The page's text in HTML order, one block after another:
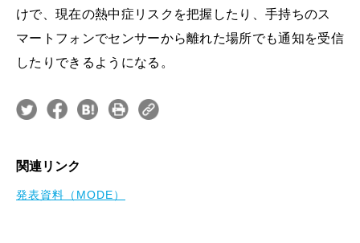
けで、現在の熱中症リスクを把握したり、手持ちのス
マートフォンでセンサーから離れた場所でも通知を受信
したりできるようになる。
関連リンク
発表資料（MODE）